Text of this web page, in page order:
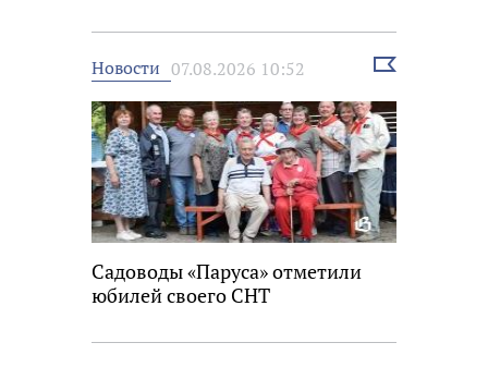
Новости 07.08.2026 10:52
Выбрать
Садоводы «Паруса» отметили
юбилей своего СНТ